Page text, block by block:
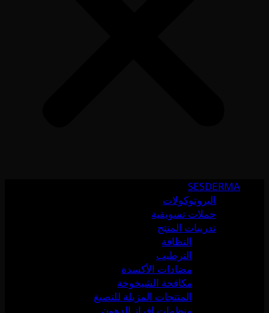
SESDERMA
البروتوكولات
حملات تسويقية
تدريبات المنتج
النظافة
الترطيب
مضادات الأكسدة
مكافحة الشيخوخة
المنتجات المزيلة للتصبغ